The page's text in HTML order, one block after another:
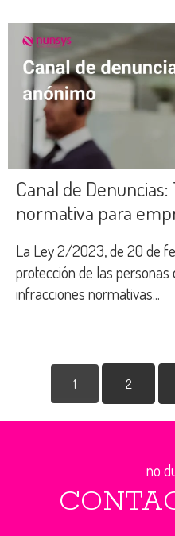
Canal de
normativa para
La Ley 2/2023, de 20 de
protección de las
infracciones normativas...
Navigation
1 2
no